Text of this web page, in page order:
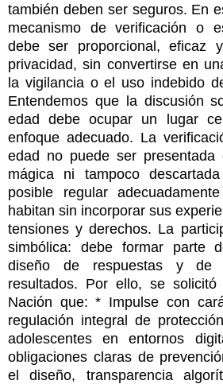
también deben ser seguros. En
mecanismo de verificación o
debe ser proporcional, eficaz
privacidad, sin convertirse en
la vigilancia o el uso indebido
Entendemos que la discusión
edad debe ocupar un lugar
enfoque adecuado. La
edad no puede ser presentada
mágica ni tampoco
posible regular
habitan sin incorporar sus
tensiones y derechos. La
simbólica: debe formar parte
diseño de respuestas y de
resultados. Por ello, se
Nación que: * Impulse con
regulación integral de
adolescentes en entornos
obligaciones claras de
el diseño, transparencia